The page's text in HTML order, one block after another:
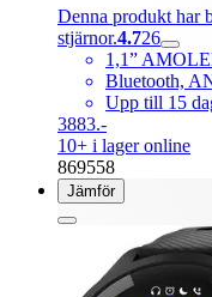
Denna produkt har
stjärnor.4.726
1,1”
Bluetooth,
Upp till 15
3883.-
10+ i lager online
869558
Jämför